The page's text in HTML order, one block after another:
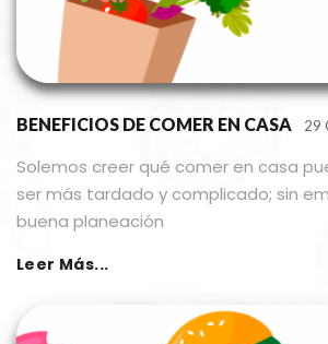
BENEFICIOS DE COMER EN CASA 29
Solemos creer qué comer en casa
ser más tardado y complicado; sin
buena planeación
Leer Más...